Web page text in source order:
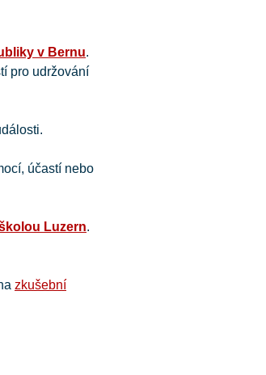
v Bernu.
pro udržování
účastí nebo
Luzern.
zkušební